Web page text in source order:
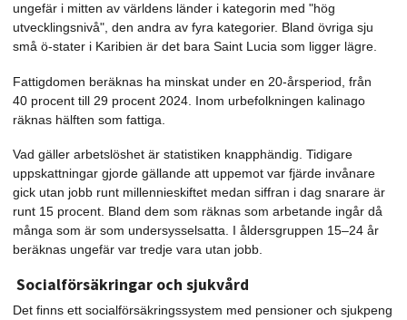
ungefär i mitten av världens länder i kategorin med "hög
utvecklingsnivå", den andra av fyra kategorier. Bland övriga sju
små ö-stater i Karibien är det bara Saint Lucia som ligger lägre.
Fattigdomen beräknas ha minskat under en 20-årsperiod, från
40 procent till 29 procent 2024. Inom urbefolkningen kalinago
räknas hälften som fattiga.
Vad gäller arbetslöshet är statistiken knapphändig. Tidigare
uppskattningar gjorde gällande att uppemot var fjärde invånare
gick utan jobb runt millennieskiftet medan siffran i dag snarare är
runt 15 procent. Bland dem som räknas som arbetande ingår då
många som är som undersysselsatta. I åldersgruppen 15–24 år
beräknas ungefär var tredje vara utan jobb.
Socialförsäkringar och sjukvård
Det finns ett socialförsäkringssystem med pensioner och sjukpeng